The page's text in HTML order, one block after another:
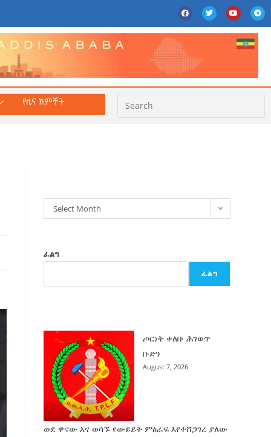
የዜና ክምችት
Select Month
ፈልግ
ፈልግ
ጦርነት ቀለቡ ሕገወጥ
ቡድን
August 7, 2026
ወደ ዋናው እና ወሳኙ የውይይት ምዕራፍ እየተሸጋገረ ያለው